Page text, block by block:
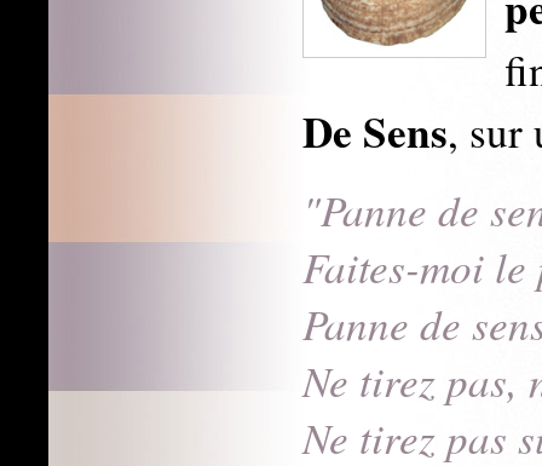
De Sens, sur
"Panne de
Faites-moi
Panne de
Ne tirez pas,
Ne tirez pas